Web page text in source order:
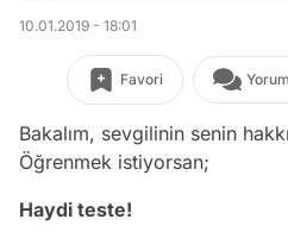
10.01.2019 - 18:01
Favori
Bakalım, sevgilinin senin
Öğrenmek istiyorsan;
Haydi teste!